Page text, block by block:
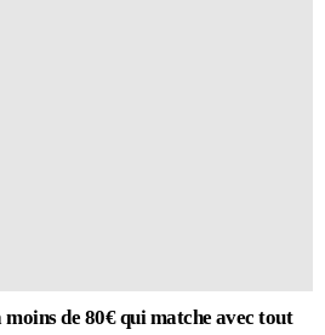
de 80€ qui matche avec tout